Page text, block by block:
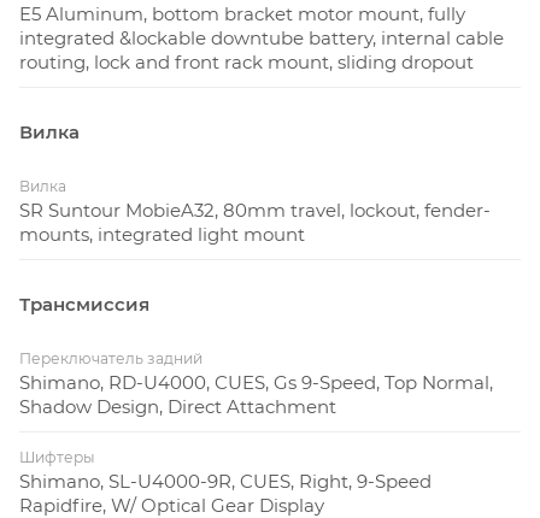
E5 Aluminum, bottom bracket motor mount, fully
integrated &lockable downtube battery, internal cable
routing, lock and front rack mount, sliding dropout
Вилка
Вилка
SR Suntour MobieA32, 80mm travel, lockout, fender-
mounts, integrated light mount
Трансмиссия
Переключатель задний
Shimano, RD-U4000, CUES, Gs 9-Speed, Top Normal,
Shadow Design, Direct Attachment
Шифтеры
Shimano, SL-U4000-9R, CUES, Right, 9-Speed
Rapidfire, W/ Optical Gear Display